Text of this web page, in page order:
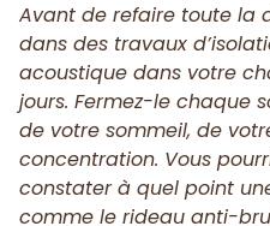
Avant de refaire toute la
dans des travaux
acoustique dans votre
jours. Fermez-le chaque
de votre sommeil, de
concentration. Vous
constater à quel point
comme le rideau anti-